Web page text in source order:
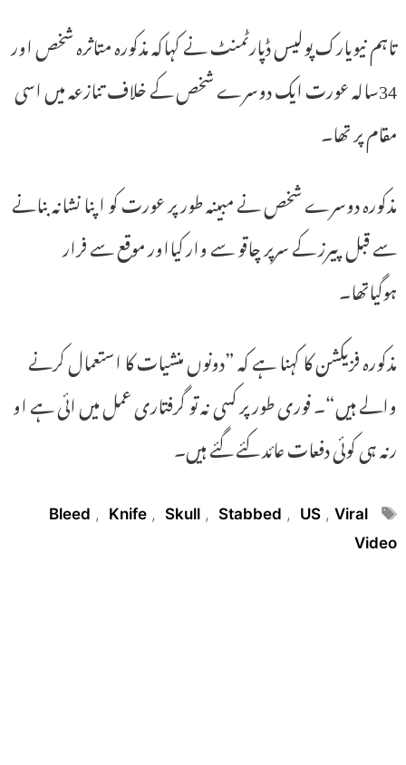
تاہم نیویارک پولیس ڈپارٹمنٹ نے کہاکہ مذکورہ متاثرہ شخص اور
34سالہ عورت ایک دوسرے شخص کے خلاف تنازعہ میں اسی
مقام پر تھا۔
مذکورہ دوسرے شخص نے مبینہ طور پر عورت کو اپنا نشانہ بنانے
سے قبل پیرز کے سرپر چاقو سے وار کیااور موقع سے فرار
ہوگیاتھا۔
مذکورہ فزیکشن کا کہنا ہے کہ ”دونوں منشیات کا استعمال کرنے
والے ہیں“۔ فوری طور پر کسی نہ تو گرفتاری عمل میں ائی ہے او
رنہ ہی کوئی دفعات عائد کئے گئے ہیں۔
Tags
Bleed , Knife , Skull , Stabbed , US , Viral
Video